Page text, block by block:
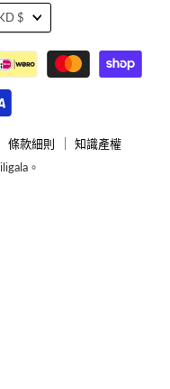
條款細則
知識產權
。
$